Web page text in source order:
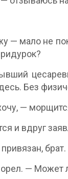
— мало не
Без
—
и вдруг
— Может